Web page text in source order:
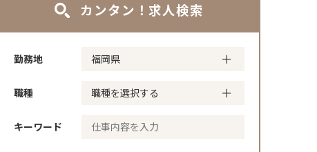
カンタン！求人検索
勤務地
職種
キーワード